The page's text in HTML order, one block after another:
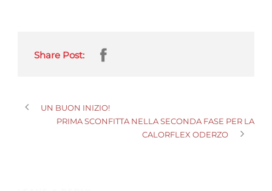
Share Post:
UN BUON INIZIO!
PRIMA SCONFITTA NELLA SECONDA FASE PER LA
CALORFLEX ODERZO